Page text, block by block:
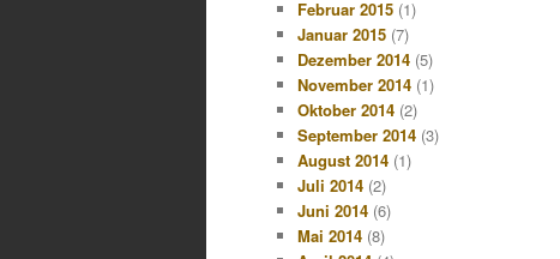
Februar 2015 (1)
Januar 2015 (7)
Dezember 2014 (5)
November 2014 (1)
Oktober 2014 (2)
September 2014 (3)
August 2014 (1)
Juli 2014 (2)
Juni 2014 (6)
Mai 2014 (8)